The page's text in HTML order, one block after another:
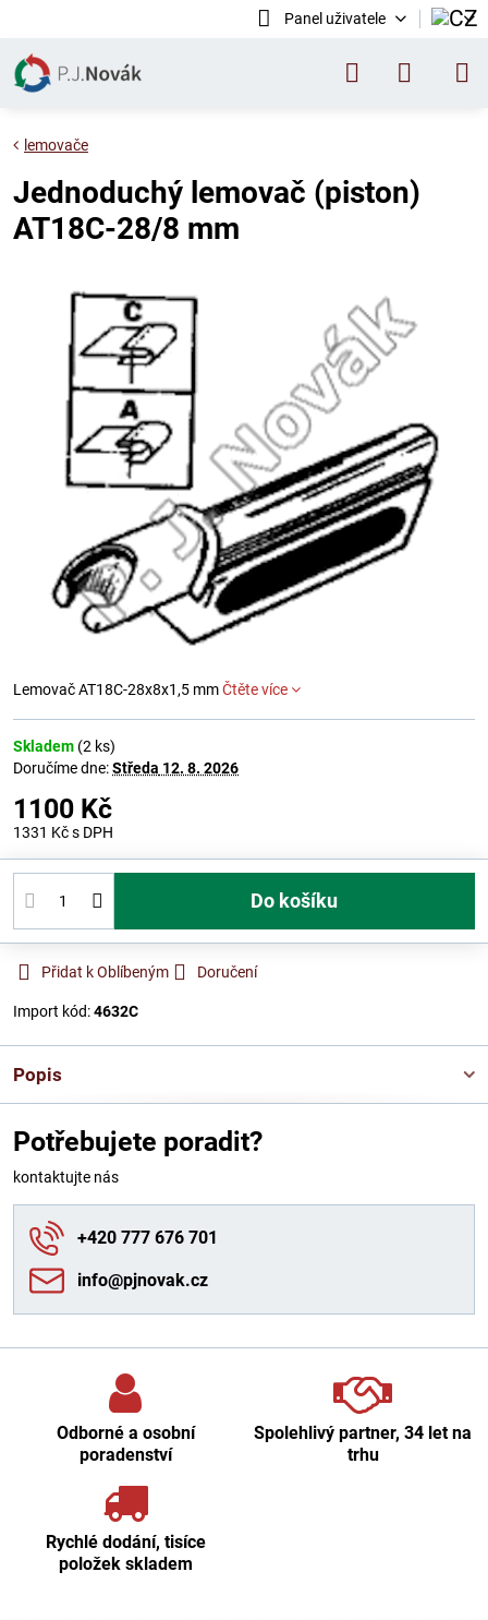
Panel uživatele
lemovače
Jednoduchý lemovač (piston)
AT18C-28/8 mm
Lemovač AT18C-28x8x1,5 mmČtěte více
Skladem (2 ks)
Doručíme dne:Středa 12. 8. 2026
1100 Kč
1331 Kčs DPH
Do košíku
Přidat k Oblíbeným Doručení
Import kód:4632C
Popis
Potřebujete poradit?
kontaktujte nás
+420 777 676 701
info​@pjnovak​.cz
Odborné a osobní
poradenství
Spolehlivý partner, 34 let na
trhu
Rychlé dodání, tisíce
položek skladem